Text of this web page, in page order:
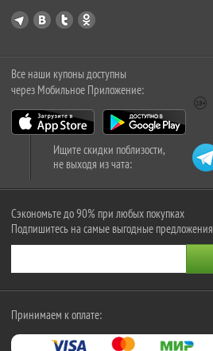
Все наши купоны доступны
через Мобильное Приложение:
Ищите скидки поблизости,
не выходя из чата:
Сэкономьте до 90% при любых покупках
Подпишитесь на самые выгодные предложения
Принимаем к оплате: